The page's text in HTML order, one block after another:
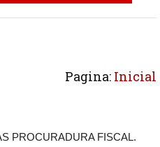
Pagina: Inicial
PROCURADURA FISCAL.